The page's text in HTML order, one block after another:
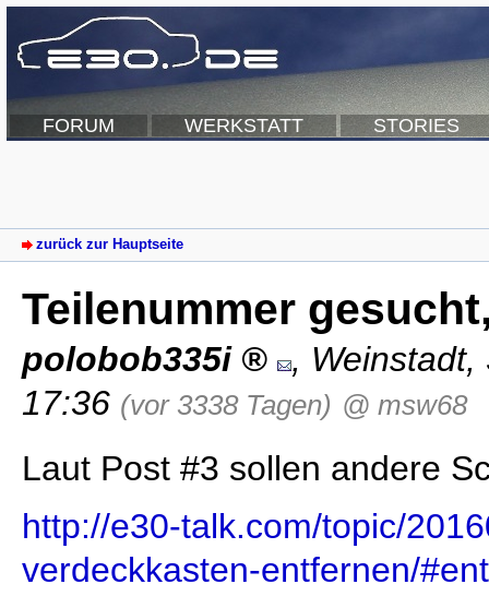
FORUM WERKSTATT STORIES
zurück zur Hauptseite
Teilenummer
polobob335i , Weinstadt,
17:36 (vor 3338 Tagen) @ msw68
Laut Post #3 sollen andere
http://e30-talk.com/topic/
verdeckkasten-entfernen/